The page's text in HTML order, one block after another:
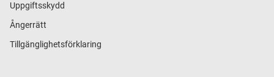
Uppgiftsskydd
Ångerrätt
Tillgänglighetsförklaring